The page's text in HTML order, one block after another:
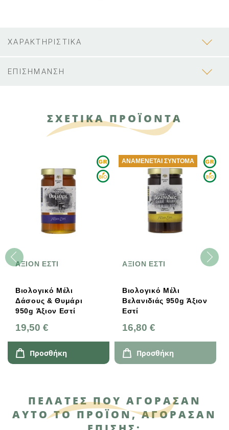
ΧΑΡΑΚΤΗΡΙΣΤΙΚΑ
ΕΠΙΣΗΜΑΝΣΗ
ΣΧΕΤΙΚΑ ΠΡΟΪΟΝΤΑ
ΑΞΙΟΝ ΕΣΤΙ
Βιολογικό Μέλι
Δάσους & Θυμάρι
950g Άξιον Εστί
19,50 €
Προσθήκη
ΑΞΙΟΝ ΕΣΤΙ
Βιολογικό Μέλι
Βελανιδιάς 950g Άξιον
Εστί
16,80 €
ΑΝΑΜΈΝΕΤΑΙ ΣΎΝΤΟΜΑ
Προσθήκη
ΠΕΛΆΤΕΣ ΠΟΥ ΑΓΌΡΑΣΑΝ
ΑΥΤΌ ΤΟ ΠΡΟΪΌΝ, ΑΓΌΡΑΣΑΝ